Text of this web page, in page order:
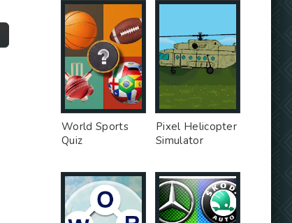
World Sports
Quiz
Pixel Helicopter
Simulator